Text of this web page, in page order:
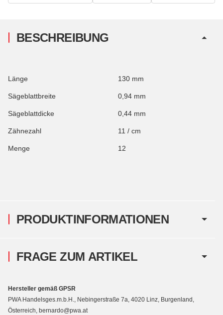
PRODUKTINFORMATIONEN
BESCHREIBUNG
Länge 130 mm
Sägeblattbreite 0,94 mm
Sägeblattdicke 0,44 mm
Zähnezahl 11 / cm
Menge 12
FRAGE ZUM ARTIKEL
Hersteller gemäß GPSR
PWA Handelsges.m.b.H., Nebingerstraße 7a, 4020 Linz, Burgenland,
Österreich, bernardo@pwa.at